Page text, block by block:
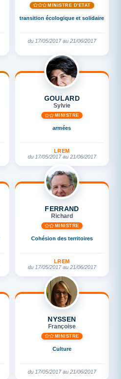
MINISTRE D'ETAT
transition écologique et solidaire
du 17/05/2017 au 21/06/2017
GOULARD
Sylvie
MINISTRE
armées
LREM
du 17/05/2017 au 21/06/2017
FERRAND
Richard
MINISTRE
Cohésion des territoires
LREM
du 17/05/2017 au 21/06/2017
NYSSEN
Françoise
MINISTRE
Culture
du 17/05/2017 au 21/06/2017